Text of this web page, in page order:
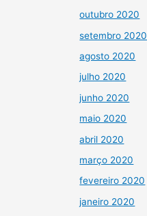
outubro 2020
setembro 2020
agosto 2020
julho 2020
junho 2020
maio 2020
abril 2020
março 2020
fevereiro 2020
janeiro 2020